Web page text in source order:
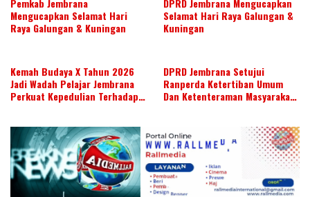
Mengucapkan Selamat Hari
Raya Galungan & Kuningan
Selamat Hari Raya Galungan &
Kuningan
Kemah Budaya X Tahun 2026
Jadi Wadah Pelajar Jembrana
Perkuat Kepedulian Terhadap
DPRD Jembrana Setujui
Ranperda Ketertiban Umum
Dan Ketenteraman Masyarakat